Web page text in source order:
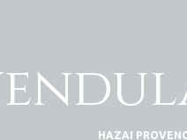
HAZAI